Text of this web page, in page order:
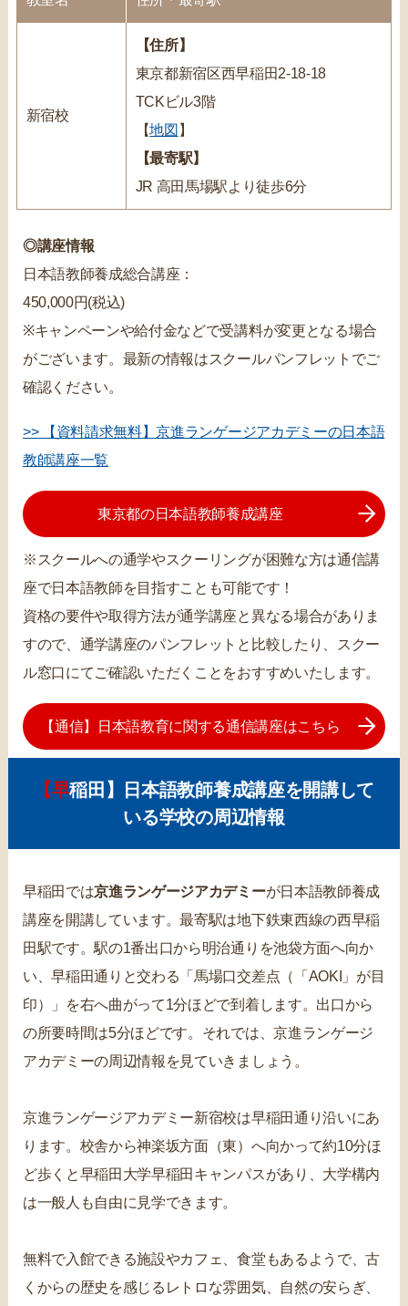
新宿校
【住所】
東京都新宿区西早稲田2-18-18
TCKビル3階
【地図 】
【最寄駅】
JR 高田馬場駅より徒歩6分
◎講座情報
日本語教師養成総合講座：
450,000円(税込)
※キャンペーンや給付金などで受講料が変更となる場合
がございます。最新の情報はスクールパンフレットでご
確認ください。
>> 【資料請求無料】京進ランゲージアカデミーの日本語
教師講座一覧
東京都の日本語教師養成講座
※スクールへの通学やスクーリングが困難な方は通信講
座で日本語教師を目指すことも可能です！
資格の要件や取得方法が通学講座と異なる場合がありま
すので、通学講座のパンフレットと比較したり、スクー
ル窓口にてご確認いただくことをおすすめいたします。
【通信】日本語教育に関する通信講座はこちら
【早稲田】日本語教師養成講座を開講して
いる学校の周辺情報
早稲田では京進ランゲージアカデミーが日本語教師養成
講座を開講しています。最寄駅は地下鉄東西線の西早稲
田駅です。駅の1番出口から明治通りを池袋方面へ向か
い、早稲田通りと交わる「馬場口交差点（「AOKI」が目
印）」を右へ曲がって1分ほどで到着します。出口から
の所要時間は5分ほどです。それでは、京進ランゲージ
アカデミーの周辺情報を見ていきましょう。
京進ランゲージアカデミー新宿校は早稲田通り沿いにあ
ります。校舎から神楽坂方面（東）へ向かって約10分ほ
ど歩くと早稲田大学早稲田キャンパスがあり、大学構内
は一般人も自由に見学できます。
無料で入館できる施設やカフェ、食堂もあるようで、古
くからの歴史を感じるレトロな雰囲気、自然の安らぎ、